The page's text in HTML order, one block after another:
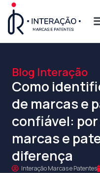
Blog Interação
Como
de marcas e
confiável:
marcas e
diferença
Interação Marcas e Patentes